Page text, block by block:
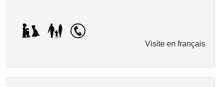
Visite en français